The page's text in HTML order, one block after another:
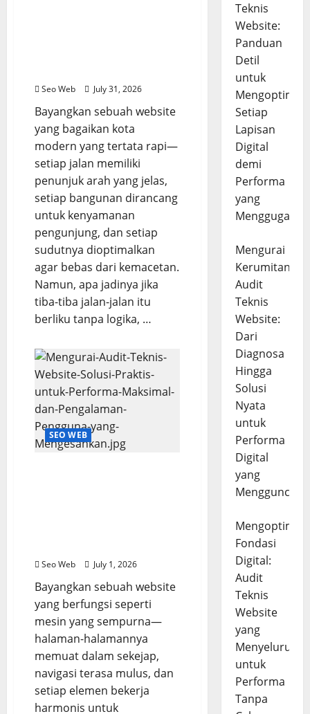
Seo Web July 31, 2026
Bayangkan sebuah website
yang bagaikan kota
modern yang tertata rapi—
setiap jalan memiliki
penunjuk arah yang jelas,
setiap bangunan dirancang
untuk kenyamanan
pengunjung, dan setiap
sudutnya dioptimalkan
agar bebas dari kemacetan.
Namun, apa jadinya jika
tiba-tiba jalan-jalan itu
berliku tanpa logika, …
SEO WEB
Seo Web July 1, 2026
Bayangkan sebuah website
yang berfungsi seperti
mesin yang sempurna—
halaman-halamannya
memuat dalam sekejap,
navigasi terasa mulus, dan
setiap elemen bekerja
harmonis untuk
Teknis
Website:
Panduan
Detil
untuk
Setiap
Lapisan
Digital
demi
Performa
yang
Menggugah
Mengurai
Kerumitan
Audit
Teknis
Website:
Dari
Diagnosa
Hingga
Solusi
Nyata
untuk
Performa
Digital
yang
Mengguncang
Fondasi
Digital:
Audit
Teknis
Website
yang
Menyeluruh
untuk
Performa
Tanpa